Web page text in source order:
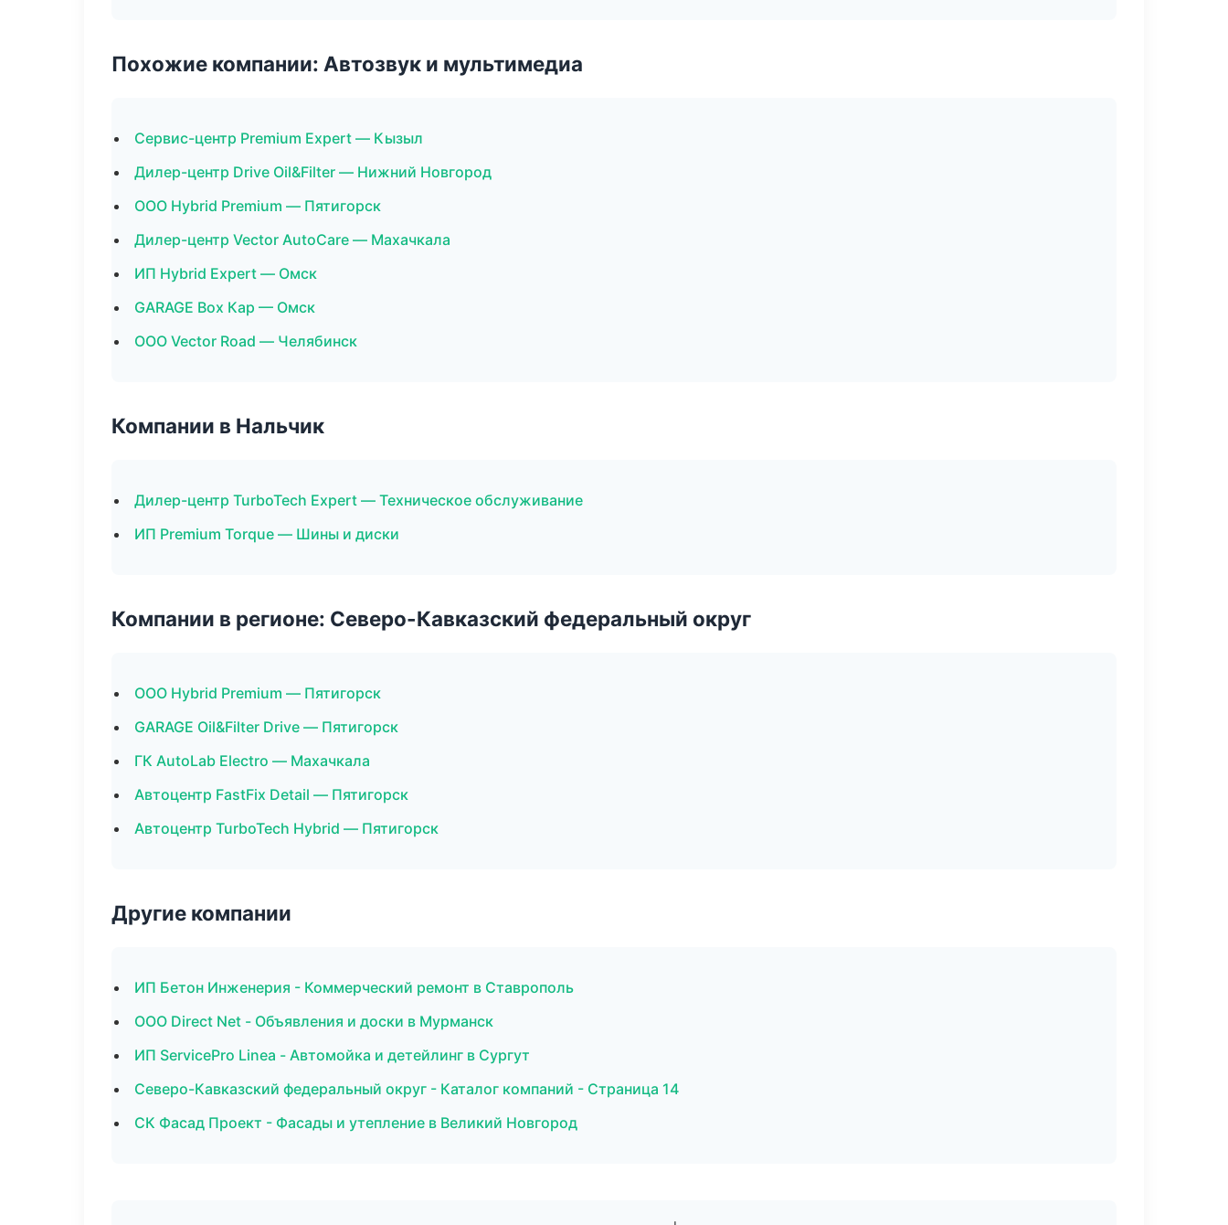
Похожие компании: Автозвук и мультимедиа
Сервис-центр Premium Expert — Кызыл
Дилер-центр Drive Oil&Filter — Нижний Новгород
ООО Hybrid Premium — Пятигорск
Дилер-центр Vector AutoCare — Махачкала
ИП Hybrid Expert — Омск
GARAGE Box Кар — Омск
ООО Vector Road — Челябинск
Компании в Нальчик
Дилер-центр TurboTech Expert — Техническое обслуживание
ИП Premium Torque — Шины и диски
Компании в регионе: Северо-Кавказский федеральный округ
ООО Hybrid Premium — Пятигорск
GARAGE Oil&Filter Drive — Пятигорск
ГК AutoLab Electro — Махачкала
Автоцентр FastFix Detail — Пятигорск
Автоцентр TurboTech Hybrid — Пятигорск
Другие компании
ИП Бетон Инженерия - Коммерческий ремонт в Ставрополь
ООО Direct Net - Объявления и доски в Мурманск
ИП ServicePro Linea - Автомойка и детейлинг в Сургут
Северо-Кавказский федеральный округ - Каталог компаний - Страница 14
СК Фасад Проект - Фасады и утепление в Великий Новгород